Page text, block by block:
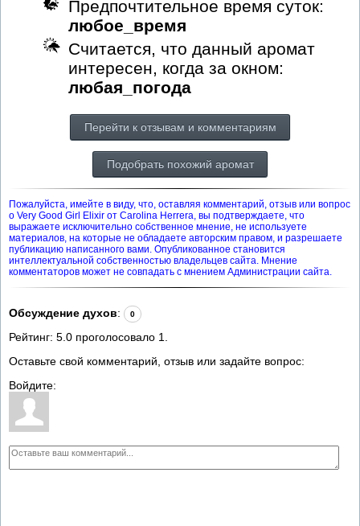
Предпочтительное время суток:
любое_время
Считается, что данный аромат
интересен, когда за окном:
любая_погода
Перейти к отзывам и комментариям
Подобрать похожий аромат
Пожалуйста, имейте в виду, что, оставляя комментарий, отзыв или вопрос
о Very Good Girl Elixir от Carolina Herrera, вы подтверждаете, что
выражаете исключительно собственное мнение, не используете
материалов, на которые не обладаете авторским правом, и разрешаете
публикацию написанного вами. Опубликованное становится
интеллектуальной собственностью владельцев сайта. Мнение
комментаторов может не совпадать с мнением Администрации сайта.
Обсуждение духов: 0
Рейтинг: 5.0 проголосовало 1
Оставьте свой комментарий, отзыв или задайте вопрос:
Войдите: